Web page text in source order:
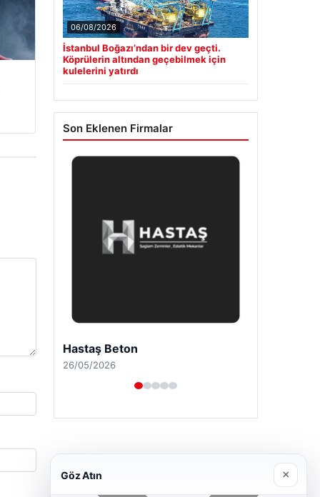
06/08/2026
İstanbul Boğazı’ndan bir dev geçti.
Köprülerin altından geçebilmek için
kulelerini yatırdı
Son Eklenen Firmalar
Hastaş Beton
26/05/2026
Göz Atın ×